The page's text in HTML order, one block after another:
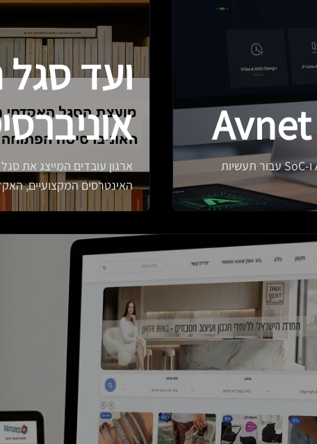
חברת טכנולוגיה מתקדמת המתמחה בעיצוב וייצור ASIC ו-SoC עבור תעשיות
ועד
ארגון עובדים המייצג את
האינטרסים המקצועיים,